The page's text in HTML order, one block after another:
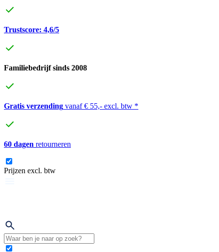
Trustscore: 4,6/5
Familiebedrijf sinds 2008
Gratis verzending vanaf € 55,- excl. btw *
60 dagen retourneren
Prijzen excl. btw